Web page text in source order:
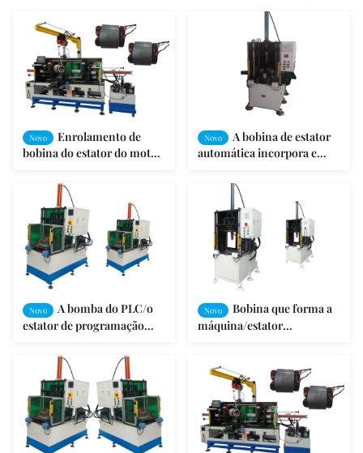
Novo
Enrolamento de
bobina do estator do motor
que forma à máquina
Novo
A bobina de estator
automática incorpora e
formar a máquina
Novo
A bomba do PLC/o
estator de programação
introdução formando a
máquina
Novo
Bobina que forma a
máquina/estator